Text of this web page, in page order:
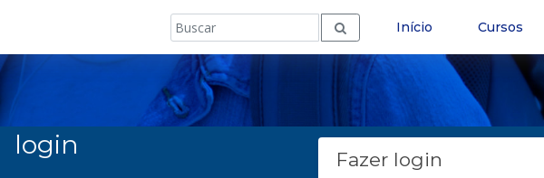
Início Cursos
login Fazer login